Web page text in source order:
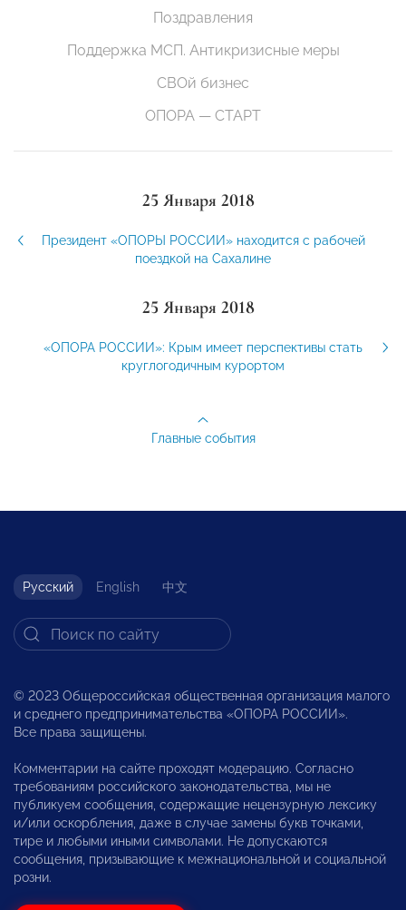
Поздравления
Поддержка МСП. Антикризисные меры
СВОй бизнес
ОПОРА — СТАРТ
25 Января 2018
Президент «ОПОРЫ РОССИИ» находится с рабочей
поездкой на Сахалине
25 Января 2018
«ОПОРА РОССИИ»: Крым имеет перспективы стать
круглогодичным курортом
Главные события
Русский English 中文
© 2023 Общероссийская общественная организация малого
и среднего предпринимательства «ОПОРА РОССИИ».
Все права защищены.
Комментарии на сайте проходят модерацию. Согласно
требованиям российского законодательства, мы не
публикуем сообщения, содержащие нецензурную лексику
и/или оскорбления, даже в случае замены букв точками,
тире и любыми иными символами. Не допускаются
сообщения, призывающие к межнациональной и социальной
розни.